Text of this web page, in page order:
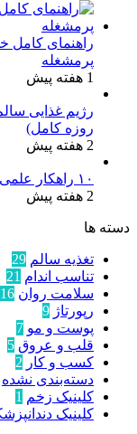
راهنمای کامل
پرمشغله
1 هفته پیش
روزه کامل)
2 هفته پیش
۱۰ راهکار علمی برای تقویت سیستم ایمنی بدن در خانه
2 هفته پیش
دسته ها
تغذیه سالم 29
تناسب اندام 21
سلامت روان 16
رپورتاژ 9
پوست و مو 7
قلب و عروق 5
کسب و کار 2
دسته‌بندی نشده
کلینیک زخم 1
کلینیک